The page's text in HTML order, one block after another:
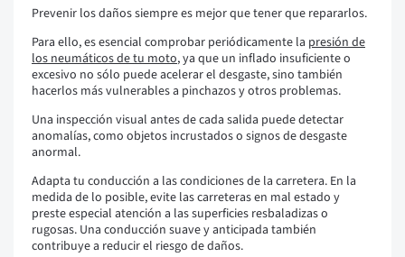
Prevenir los daños siempre es mejor que tener que repararlos.
Para ello, es esencial comprobar periódicamente la presión de
los neumáticos de tu moto, ya que un inflado insuficiente o
excesivo no sólo puede acelerar el desgaste, sino también
hacerlos más vulnerables a pinchazos y otros problemas.
Una inspección visual antes de cada salida puede detectar
anomalías, como objetos incrustados o signos de desgaste
anormal.
Adapta tu conducción a las condiciones de la carretera. En la
medida de lo posible, evite las carreteras en mal estado y
preste especial atención a las superficies resbaladizas o
rugosas. Una conducción suave y anticipada también
contribuye a reducir el riesgo de daños.